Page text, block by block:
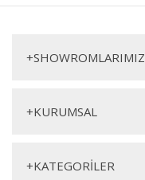
Valeria Sandalye
+SHOWROMLARIMIZ
+KURUMSAL
+KATEGORİLER